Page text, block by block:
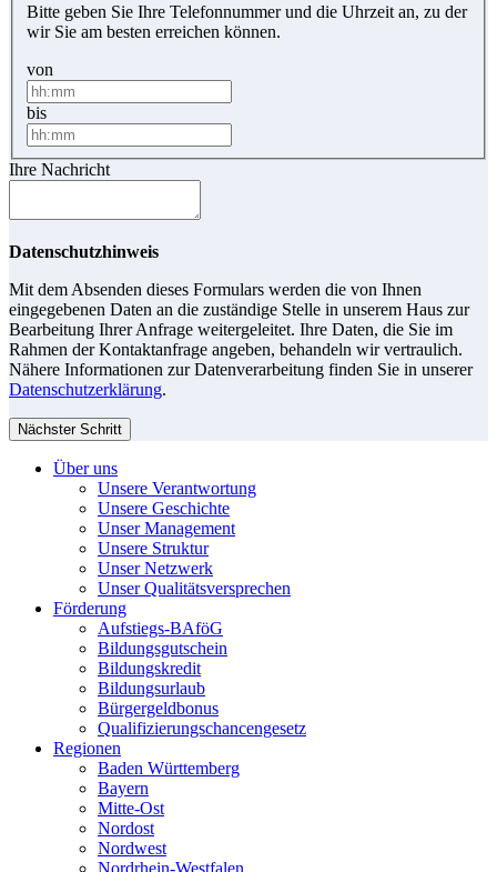
Bitte geben Sie Ihre Telefonnummer und die Uhrzeit an, zu der
wir Sie am besten erreichen können.
von
bis
Ihre Nachricht
Datenschutzhinweis
Mit dem Absenden dieses Formulars werden die von Ihnen
eingegebenen Daten an die zuständige Stelle in unserem Haus zur
Bearbeitung Ihrer Anfrage weitergeleitet. Ihre Daten, die Sie im
Rahmen der Kontaktanfrage angeben, behandeln wir vertraulich.
Nähere Informationen zur Datenverarbeitung finden Sie in unserer
Datenschutzerklärung.
Nächster Schritt
Über uns
Unsere Verantwortung
Unsere Geschichte
Unser Management
Unsere Struktur
Unser Netzwerk
Unser Qualitätsversprechen
Förderung
Aufstiegs-BAföG
Bildungsgutschein
Bildungskredit
Bildungsurlaub
Bürgergeldbonus
Qualifizierungschancengesetz
Regionen
Baden Württemberg
Bayern
Mitte-Ost
Nordost
Nordwest
Nordrhein-Westfalen